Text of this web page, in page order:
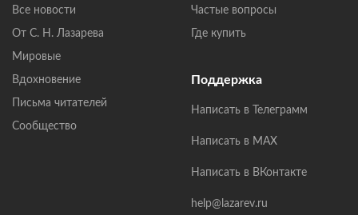
Все новости
От С. Н. Лазарева
Мировые
Вдохновение
Письма читателей
Сообщество
Частые вопросы
Где купить
Поддержка
Написать в Телеграмм
Написать в MAX
Написать в ВКонтакте
help@lazarev.ru